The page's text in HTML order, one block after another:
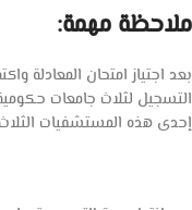
ملاحظة مهمة:
بعد اجتياز امتحان المعادلة
التسجيل لثلاث جامعات
إحدى هذه المستشفيات